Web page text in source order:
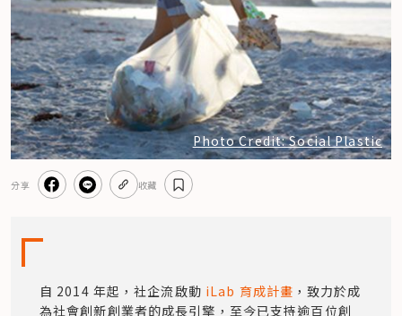
Photo Credit: Social Plastic
分享 收藏
自 2014 年起，社企流啟動 iLab 育成計畫 ，致力於成
為社會創新創業者的成長引擎，至今已支持逾百位創